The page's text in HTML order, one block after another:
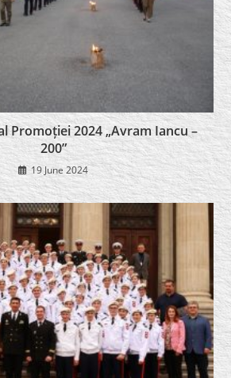
Promoției 2024 „Avram Iancu –
200”
19 June 2024